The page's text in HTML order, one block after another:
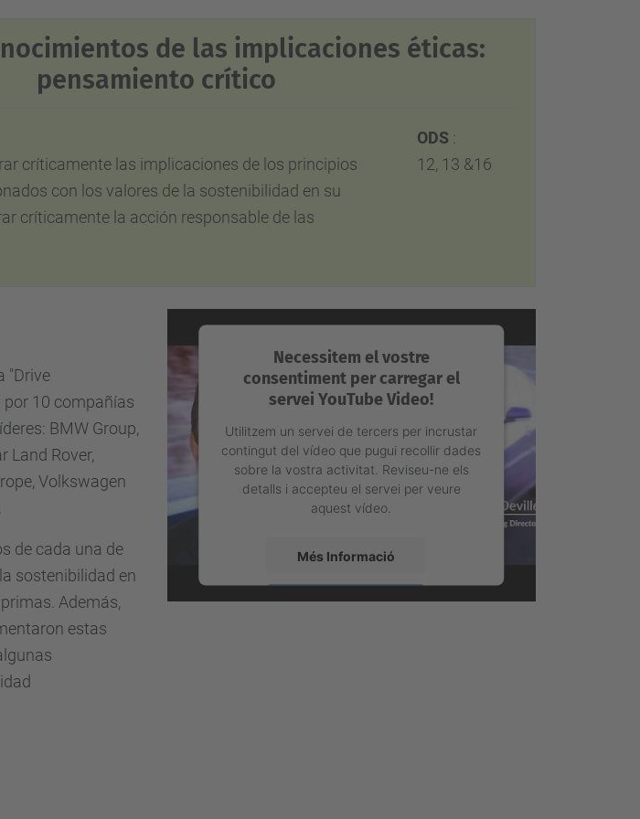
de las implicaciones éticas:
pensamiento crítico
críticamente las implicaciones de los principios
con los valores de la sostenibilidad en su
críticamente la acción responsable de las
ODS :
12, 13 &16
"Drive
10 compañías
BMW Group,
Land Rover,
Volkswagen
de cada una de
sostenibilidad en
Además,
estas
Necessitem el vostre
consentiment per carregar el
servei YouTube Video!
Utilitzem un servei de tercers per incrustar
contingut del vídeo que pugui recollir dades
sobre la vostra activitat. Reviseu-ne els
detalls i accepteu el servei per veure
aquest vídeo.
Més Informació
Accepta